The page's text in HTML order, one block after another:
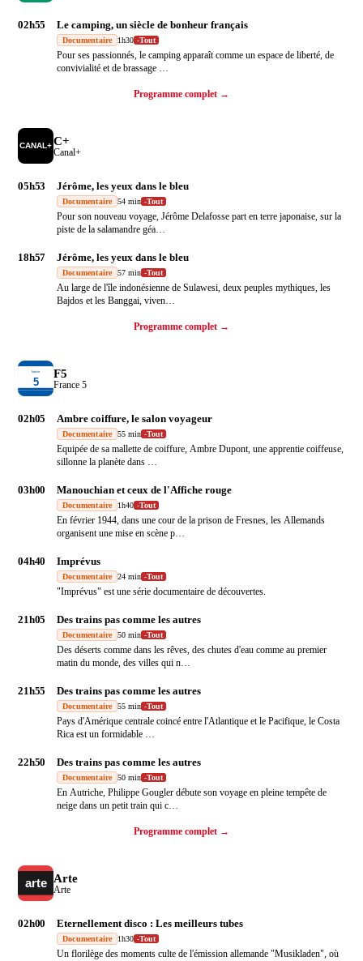
02h55 Le camping, un siècle de bonheur français
Documentaire 1h30 -Tout
Pour ses passionnés, le camping apparaît comme un espace de liberté, de
convivialité et de brassage …
Programme complet →
C+
Canal+
05h53 Jérôme, les yeux dans le bleu
Documentaire 54 min -Tout
Pour son nouveau voyage, Jérôme Delafosse part en terre japonaise, sur la
piste de la salamandre géa…
18h57 Jérôme, les yeux dans le bleu
Documentaire 57 min -Tout
Au large de l'île indonésienne de Sulawesi, deux peuples mythiques, les
Bajdos et les Banggai, viven…
Programme complet →
F5
France 5
02h05 Ambre coiffure, le salon voyageur
Documentaire 55 min -Tout
Equipée de sa mallette de coiffure, Ambre Dupont, une apprentie coiffeuse,
sillonne la planète dans …
03h00 Manouchian et ceux de l'Affiche rouge
Documentaire 1h40 -Tout
En février 1944, dans une cour de la prison de Fresnes, les Allemands
organisent une mise en scène p…
04h40 Imprévus
Documentaire 24 min -Tout
"Imprévus" est une série documentaire de découvertes.
21h05 Des trains pas comme les autres
Documentaire 50 min -Tout
Des déserts comme dans les rêves, des chutes d'eau comme au premier
matin du monde, des villes qui n…
21h55 Des trains pas comme les autres
Documentaire 55 min -Tout
Pays d'Amérique centrale coincé entre l'Atlantique et le Pacifique, le Costa
Rica est un formidable …
22h50 Des trains pas comme les autres
Documentaire 50 min -Tout
En Autriche, Philippe Gougler débute son voyage en pleine tempête de
neige dans un petit train qui c…
Programme complet →
Arte
Arte
02h00 Eternellement disco : Les meilleurs tubes
Documentaire 1h30 -Tout
Un florilège des moments culte de l'émission allemande "Musikladen", où